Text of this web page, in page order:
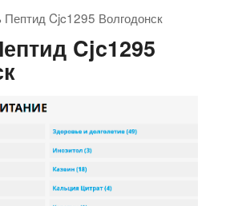
Пептид Cjc1295 Волгодонск